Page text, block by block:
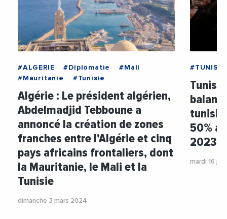
#ALGERIE #Diplomatie
#Mali
#Mauritanie
#Tunisie
Algérie : Le président algérien,
Abdelmadjid Tebboune a
annoncé la création de zones
franches entre l'Algérie et cinq
pays africains frontaliers, dont
la Mauritanie, le Mali et la
Tunisie
dimanche 3 mars 2024
#TUNISIE
50%
2023
mardi 16